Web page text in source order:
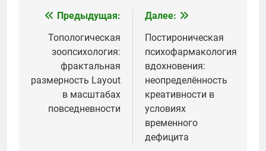
Навигация
записям
Предыдущая:
Топологическая
зоопсихология:
фрактальная
размерность Layout
в масштабах
повседневности
Далее:
Постироническая
психофармакология
вдохновения:
неопределённость
креативности в
условиях
временного
дефицита